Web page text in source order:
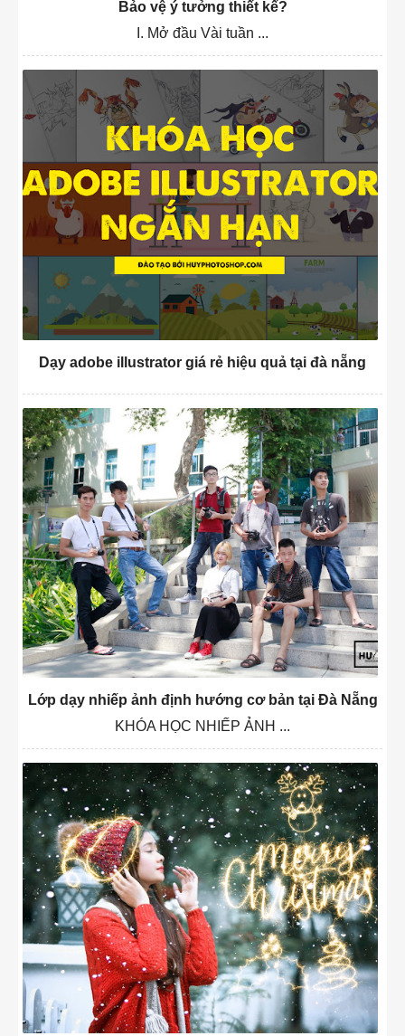
Bảo vệ ý tưởng thiết kế?
I. Mở đầu Vài tuần ...
Dạy adobe illustrator giá rẻ hiệu quả tại đà nẵng
Lớp dạy nhiếp ảnh định hướng cơ bản tại Đà Nẵng
KHÓA HỌC NHIẾP ẢNH ...